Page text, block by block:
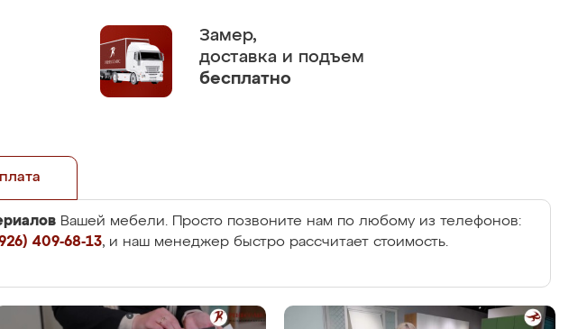
Замер,
доставка и подъем
бесплатно
Вашей мебели. Просто позвоните нам по любому из телефонов:
409-68-13, и наш менеджер быстро рассчитает стоимость.